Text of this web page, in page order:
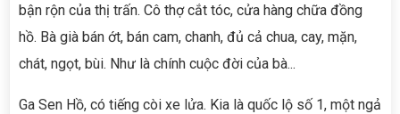
bận rộn của thị trấn. Cô thợ cắt tóc, cửa hàng chữa đồng
hồ. Bà già bán ớt, bán cam, chanh, đủ cả chua, cay, mặn,
chát, ngọt, bùi. Như là chính cuộc đời của bà...
Ga Sen Hồ, có tiếng còi xe lửa. Kia là quốc lộ số 1, một ngả